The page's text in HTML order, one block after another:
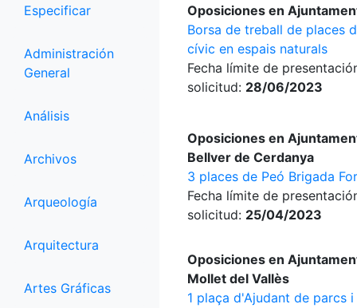
Especificar
Administración
General
Análisis
Archivos
Arqueología
Arquitectura
Artes Gráficas
Oposiciones en
Borsa de treball de places
cívic en espais naturals
Fecha límite de
solicitud: 28/06/2023
Oposiciones en
Bellver de Cerdanya
3 places de Peó Brigada
Fecha límite de
solicitud: 25/04/2023
Oposiciones en
Mollet del Vallès
1 plaça d'Ajudant de parcs